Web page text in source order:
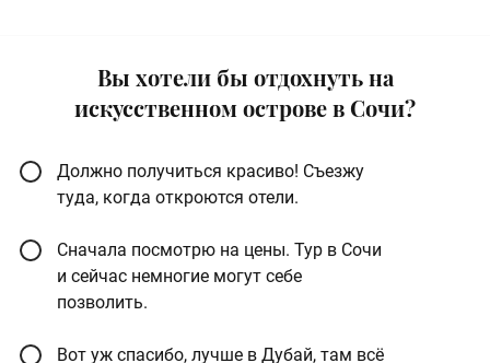
Вы хотели бы отдохнуть на
искусственном острове в Сочи?
Должно получиться красиво! Съезжу
туда, когда откроются отели.
Сначала посмотрю на цены. Тур в Сочи
и сейчас немногие могут себе
позволить.
Вот уж спасибо, лучше в Дубай, там всё